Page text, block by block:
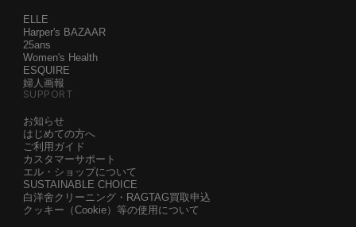
ELLE
Harper's BAZAAR
25ans
Women's Health
ESQUIRE
婦人画報
SUPPORT
お知らせ
はじめての方へ
ご利用ガイド
カスタマーサポート
エル・ショップについて
SUSTAINABLE CHOICE
白洋舍クリーニング・RAGTAG買取申込
クッキー（Cookie）等の使用について